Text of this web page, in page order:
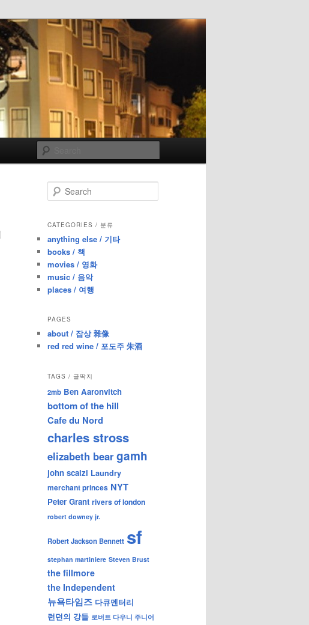
e
r
h
CATEGORIES / 분류
anything else / 기타
books / 책
movies / 영화
music / 음악
places / 여행
PAGES
about / 잡상 雜像
red red wine / 포도주 朱酒
TAGS / 글딱지
2mb Ben Aaronvitch
bottom of the hill
Cafe du Nord
charles stross
elizabeth beargamh
john scalzi Laundry
merchant princes NYT
Peter Grant rivers of london
robert downey jr.
Robert Jackson Bennett sf
stephan martiniere Steven Brust
the fillmore
the Independent
뉴욕타임즈 다큐멘터리
런던의 강들 로버트 다우니 주니어